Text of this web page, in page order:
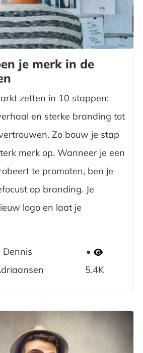
je merk in de
zetten in 10 stappen:
en sterke branding tot
Zo bouw je stap
merk op. Wanneer je een
te promoten, ben je
op branding. Je
logo en laat je
Dennis
5.4K